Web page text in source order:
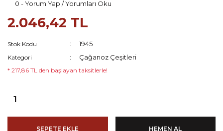
0 - Yorum Yap / Yorumları Oku
2.046,42 TL
Stok Kodu 1945
Kategori Çağanoz Çeşitleri
* 217,86 TL den başlayan taksitlerle!
SEPETE EKLE HEMEN AL